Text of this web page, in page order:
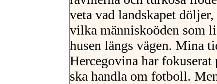
veta vad landskapet
vilka människoöden som
husen längs vägen. Mina
Hercegovina har fokuserat
ska handla om fotboll.